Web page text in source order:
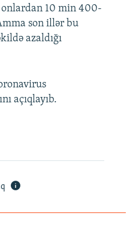
10 min 400-
son illər bu
azaldığı
açıqlayıb.